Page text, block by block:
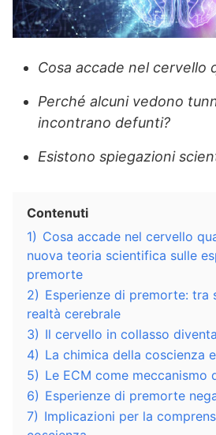
Cosa accade nel cervello
Perché alcuni vedono
incontrano defunti?
Esistono spiegazioni
Contenuti
1) Cosa accade nel cervello
nuova teoria scientifica sulle
premorte
2) Esperienze di premorte: tra
realtà cerebrale
3) Il cervello in collasso
4) La chimica della coscienza
5) Le ECM come meccanismo
6) Esperienze di premorte
7) Implicazioni per la